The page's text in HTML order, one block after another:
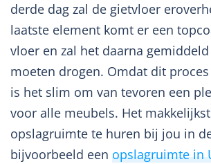
derde dag zal de gietvloer
laatste element komt er een
vloer en zal het daarna
moeten drogen. Omdat dit
is het slim om van tevoren een
voor alle meubels. Het
opslagruimte te huren bij jou in
bijvoorbeeld een opslagruimte in